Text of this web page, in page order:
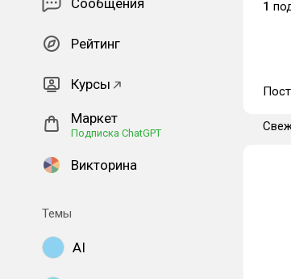
Сообщения
Рейтинг
Курсы
Маркет
Подписка ChatGPT
Викторина
Темы
AI
1